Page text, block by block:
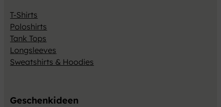
T-Shirts
Poloshirts
Tank Tops
Longsleeves
Sweatshirts & Hoodies
Geschenkideen